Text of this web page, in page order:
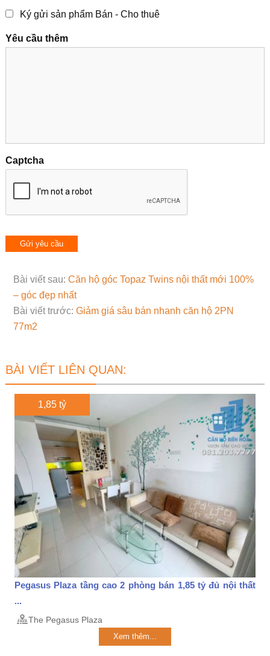
Ký gửi sản phẩm Bán - Cho thuê
Yêu cầu thêm
Captcha
Bài viết sau: Căn hộ góc Topaz Twins nội thất mới 100%
– góc đẹp nhất
Bài viết trước: Giảm giá sâu bán nhanh căn hộ 2PN
77m2
BÀI VIẾT LIÊN QUAN:
1,85 tỷ
Pegasus Plaza tầng cao 2 phòng bán 1,85 tỷ đủ nội thất
...
The Pegasus Plaza
Xem thêm...